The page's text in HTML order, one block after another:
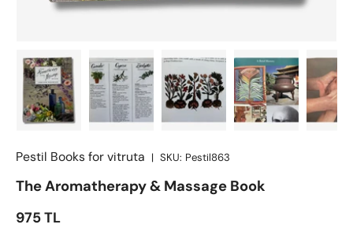
Pestil Books for vitruta | SKU: Pestil863
The Aromatherapy & Massage Book
Satış fiyatı
975 TL